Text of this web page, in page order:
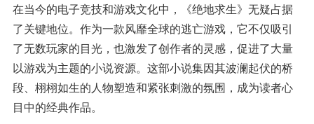
在当今的电子竞技和游戏文化中，《绝地求生》无疑占据
了关键地位。作为一款风靡全球的逃亡游戏，它不仅吸引
了无数玩家的目光，也激发了创作者的灵感，促进了大量
以游戏为主题的小说资源。这部小说集因其波澜起伏的桥
段、栩栩如生的人物塑造和紧张刺激的氛围，成为读者心
目中的经典作品。